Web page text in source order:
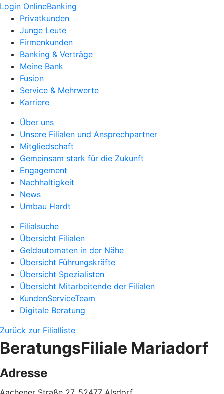
Login OnlineBanking
Privatkunden
Junge Leute
Firmenkunden
Banking & Verträge
Meine Bank
Fusion
Service & Mehrwerte
Karriere
Über uns
Unsere Filialen und Ansprechpartner
Mitgliedschaft
Gemeinsam stark für die Zukunft
Engagement
Nachhaltigkeit
News
Umbau Hardt
Filialsuche
Übersicht Filialen
Geldautomaten in der Nähe
Übersicht Führungskräfte
Übersicht Spezialisten
Übersicht Mitarbeitende der Filialen
KundenServiceTeam
Digitale Beratung
Zurück zur Filialliste
BeratungsFiliale Mariadorf
Adresse